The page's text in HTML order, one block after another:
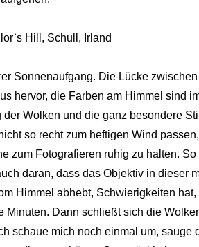
Sonnenaufgang. Die Lücke
hervor, die Farben am Himmel sind
der Wolken und die ganz besondere
so recht zum heftigen Wind
zum Fotografieren ruhig zu halten.
daran, dass das Objektiv in dieser
Himmel abhebt, Schwierigkeiten
Minuten. Dann schließt sich die
schaue mich noch einmal um, sauge